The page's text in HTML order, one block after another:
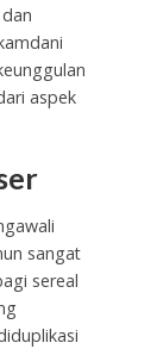
aspek
sangat
sereal